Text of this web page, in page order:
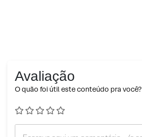
Avaliação
O quão foi útil este conteúdo pra você?